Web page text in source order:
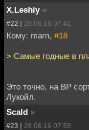
X.Leshiy »
#22 | 28.06.16 07:41
Кому: marn, #18
> Самые годные в
Это точно, на ВР
Лукойл.
Scald »
#23 | 28.06.16 07:59